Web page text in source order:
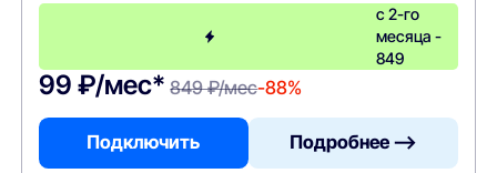
с 2-го
месяца -
849
99 ₽/мес* 849 ₽/мес-88%
Подключить Подробнее —>